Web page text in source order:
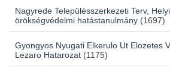
Nagyrede Településszerkezeti Terv,
örökségvédelmi hatástanulmány (1697)
Gyongyos Nyugati Elkerulo Ut Elozetes
Lezaro Hatarozat (1175)